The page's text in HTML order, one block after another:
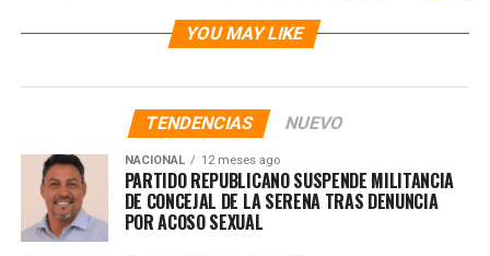
YOU MAY LIKE
TENDENCIAS NUEVO
NACIONAL 12 meses ago
PARTIDO REPUBLICANO SUSPENDE MILITANCIA
DE CONCEJAL DE LA SERENA TRAS DENUNCIA
POR ACOSO SEXUAL